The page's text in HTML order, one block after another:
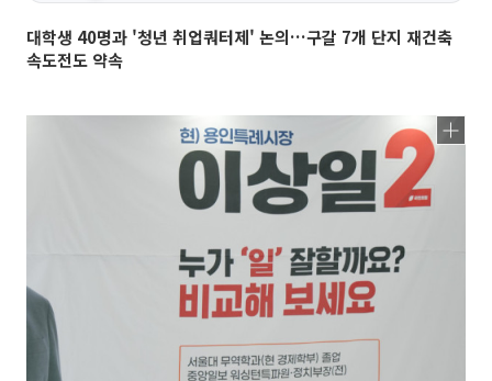
대학생 40명과 '청년 취업쿼터제' 논의…구갈 7개 단지 재건축
속도전도 약속